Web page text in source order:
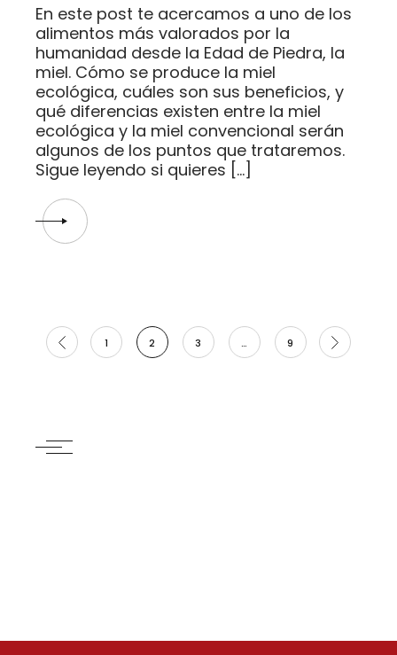
En este post te acercamos a uno de los
alimentos más valorados por la
humanidad desde la Edad de Piedra, la
miel. Cómo se produce la miel
ecológica, cuáles son sus beneficios, y
qué diferencias existen entre la miel
ecológica y la miel convencional serán
algunos de los puntos que trataremos.
Sigue leyendo si quieres […]
Paginación
1 2 3 … 9